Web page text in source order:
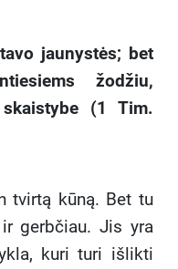
jaunystės; bet
žodžiu,
(1 Tim.
tvirtą kūną. Bet tu
gerbčiau. Jis yra
kuri turi išlikti